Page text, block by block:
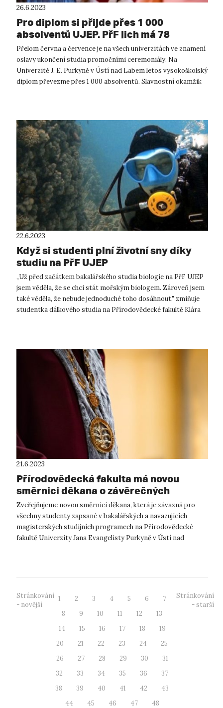
26.6.2023
Pro diplom si přijde přes 1 000
absolventů UJEP. PřF jich má 78
Přelom června a července je na všech univerzitách ve znamení
oslavy ukončení studia promočními ceremoniály. Na
Univerzitě J. E. Purkyně v Ústí nad Labem letos vysokoškolský
diplom převezme přes 1 000 absolventů. Slavnostní okamžik
22.6.2023
Když si studenti plní životní sny díky
studiu na PřF UJEP
„Už před začátkem bakalářského studia biologie na PřF UJEP
jsem věděla, že se chci stát mořským biologem. Zároveň jsem
také věděla, že nebude jednoduché toho dosáhnout," zmiňuje
studentka dálkového studia na Přírodovědecké fakultě Klára
21.6.2023
Přírodovědecká fakulta má novou
směrnici děkana o závěrečných
pracích
Zveřejňujeme novou směrnici děkana, která je závazná pro
všechny studenty zapsané v bakalářských a navazujících
magisterských studijních programech na Přírodovědecké
fakultě Univerzity Jana Evangelisty Purkyně v Ústí nad
Stránkování
- novější
1 2 3 4 5 6
7
8
9 10 11 12
13
14
15 16 17 18
19
20
21 22 23 24
25
26
27 28 29 30
31
32
33 34 35 36
37
38
39 40 41 42
43
44
45 46 47
48
Stránkování
- starší